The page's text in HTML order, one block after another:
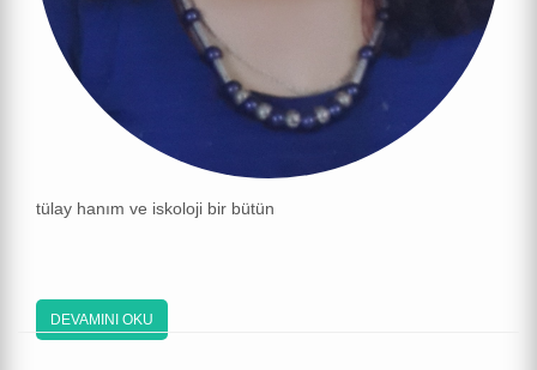
tülay hanım ve iskoloji bir bütün
DEVAMINI OKU